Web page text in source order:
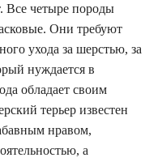
Все четыре породы
Они требуют
ухода за шерстью, за
нуждается в
обладает своим
терьер известен
нравом,
а